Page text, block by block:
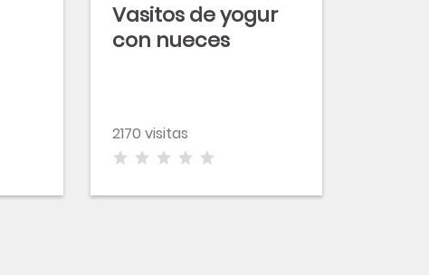
Vasitos de yogur
con nueces
2170 visitas